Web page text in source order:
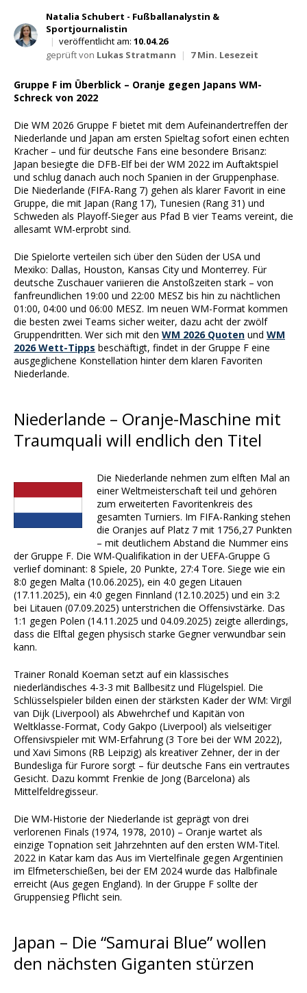
Wett Tipps für Heute
Natalia Schubert - Fußballanalystin &
Sportjournalistin
| veröffentlicht am: 10.04.26
geprüft von Lukas Stratmann | 7 Min. Lesezeit
Gruppe F im Überblick – Oranje gegen Japans WM-
Schreck von 2022
Die WM 2026 Gruppe F bietet mit dem Aufeinandertreffen der
Niederlande und Japan am ersten Spieltag sofort einen echten
Kracher – und für deutsche Fans eine besondere Brisanz:
Japan besiegte die DFB-Elf bei der WM 2022 im Auftaktspiel
und schlug danach auch noch Spanien in der Gruppenphase.
Die Niederlande (FIFA-Rang 7) gehen als klarer Favorit in eine
Gruppe, die mit Japan (Rang 17), Tunesien (Rang 31) und
Schweden als Playoff-Sieger aus Pfad B vier Teams vereint, die
allesamt WM-erprobt sind.
Die Spielorte verteilen sich über den Süden der USA und
Mexiko: Dallas, Houston, Kansas City und Monterrey. Für
deutsche Zuschauer variieren die Anstoßzeiten stark – von
fanfreundlichen 19:00 und 22:00 MESZ bis hin zu nächtlichen
01:00, 04:00 und 06:00 MESZ. Im neuen WM-Format kommen
die besten zwei Teams sicher weiter, dazu acht der zwölf
Gruppendritten. Wer sich mit den WM 2026 Quoten und WM
2026 Wett-Tipps beschäftigt, findet in der Gruppe F eine
ausgeglichene Konstellation hinter dem klaren Favoriten
Niederlande.
Niederlande – Oranje-Maschine mit
Traumquali will endlich den Titel
Die Niederlande nehmen zum elften Mal an
einer Weltmeisterschaft teil und gehören
zum erweiterten Favoritenkreis des
gesamten Turniers. Im FIFA-Ranking stehen
die Oranjes auf Platz 7 mit 1756,27 Punkten
– mit deutlichem Abstand die Nummer eins
der Gruppe F. Die WM-Qualifikation in der UEFA-Gruppe G
verlief dominant: 8 Spiele, 20 Punkte, 27:4 Tore. Siege wie ein
8:0 gegen Malta (10.06.2025), ein 4:0 gegen Litauen
(17.11.2025), ein 4:0 gegen Finnland (12.10.2025) und ein 3:2
bei Litauen (07.09.2025) unterstrichen die Offensivstärke. Das
1:1 gegen Polen (14.11.2025 und 04.09.2025) zeigte allerdings,
dass die Elftal gegen physisch starke Gegner verwundbar sein
kann.
Trainer Ronald Koeman setzt auf ein klassisches
niederländisches 4-3-3 mit Ballbesitz und Flügelspiel. Die
Schlüsselspieler bilden einen der stärksten Kader der WM: Virgil
van Dijk (Liverpool) als Abwehrchef und Kapitän von
Weltklasse-Format, Cody Gakpo (Liverpool) als vielseitiger
Offensivspieler mit WM-Erfahrung (3 Tore bei der WM 2022),
und Xavi Simons (RB Leipzig) als kreativer Zehner, der in der
Bundesliga für Furore sorgt – für deutsche Fans ein vertrautes
Gesicht. Dazu kommt Frenkie de Jong (Barcelona) als
Mittelfeldregisseur.
Die WM-Historie der Niederlande ist geprägt von drei
verlorenen Finals (1974, 1978, 2010) – Oranje wartet als
einzige Topnation seit Jahrzehnten auf den ersten WM-Titel.
2022 in Katar kam das Aus im Viertelfinale gegen Argentinien
im Elfmeterschießen, bei der EM 2024 wurde das Halbfinale
erreicht (Aus gegen England). In der Gruppe F sollte der
Gruppensieg Pflicht sein.
Japan – Die “Samurai Blue” wollen
den nächsten Giganten stürzen